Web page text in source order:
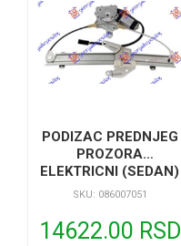
PODIZAC PREDNJEG
PROZORA
ELEKTRICNI (SEDAN)
SKU: 086007051
14622.00 RSD